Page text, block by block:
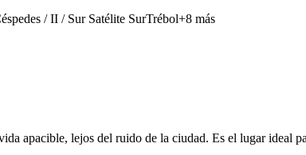
/ II / Sur Satélite SurTrébol+8 más
apacible, lejos del ruido de la ciudad. Es el lugar ideal